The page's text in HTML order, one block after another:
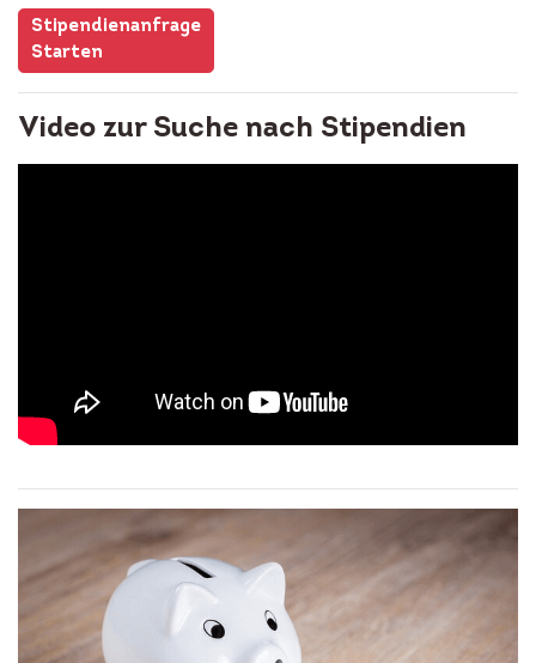
Stipendienanfrage
Starten
Video zur Suche nach Stipendien